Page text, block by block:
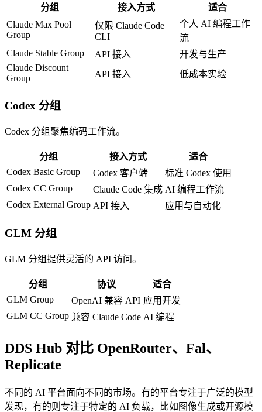
分组 接入方式
适合
Claude Max Pool
Group
仅限 Claude Code
CLI
个人 AI 编程工作
流
Claude Stable Group
API 接入
开发与生产
Claude Discount
Group
API 接入 低成本实验
Codex 分组
Codex 分组聚焦编码工作流。
分组 接入方式
适合
Codex Basic Group
Codex 客户端
标准 Codex 使用
Codex CC Group
Claude Code 集成 AI 编程工作流
Codex External Group API 接入 应用与自动化
GLM 分组
GLM 分组提供灵活的 API 访问。
分组 协议
适合
GLM Group
OpenAI 兼容 API 应用开发
GLM CC Group 兼容 Claude Code AI 编程
DDS Hub 对比 OpenRouter、Fal、
Replicate
不同的 AI 平台面向不同的市场。有的平台专注于广泛的模型
发现，有的则专注于特定的 AI 负载，比如图像生成或开源模